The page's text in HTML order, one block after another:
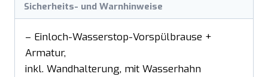
Sicherheits- und Warnhinweise
– Einloch-Wasserstop-Vorspülbrause +
Armatur,
inkl. Wandhalterung, mit Wasserhahn